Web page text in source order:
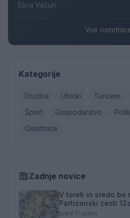
Elica Vačun
Vse
Kategorije
Družba Utrinki Turizem
Šport
Gospodarstvo
Osmrtnice
Zadnje novice
V torek in sredo bo
Partizanski cesti
toplotne energije
pred 11 urami